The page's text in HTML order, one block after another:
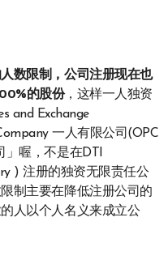
数限制，公司注册现在也
的股份，这样一人独资
and Exchange
一人有限公司(OPC
喔，不是在DTI
) 注册的独资无限责任公
制主要在降低注册公司的
人以个人名义来成立公